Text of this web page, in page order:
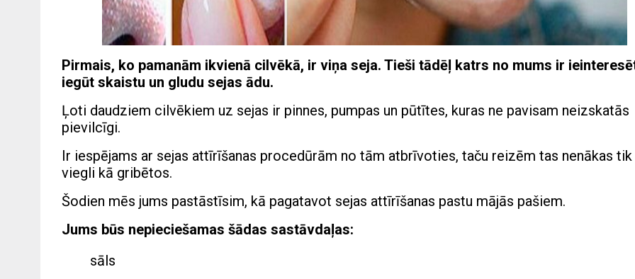
Pirmais, ko pamanām ikvienā cilvēkā, ir viņa seja. Tieši tādēļ katrs no mums ir
iegūt skaistu un gludu sejas ādu.
Ļoti daudziem cilvēkiem uz sejas ir pinnes, pumpas un pūtītes, kuras ne pavisam neizskatās
pievilcīgi.
Ir iespējams ar sejas attīrīšanas procedūrām no tām atbrīvoties, taču reizēm tas nenākas tik
viegli kā gribētos.
Šodien mēs jums pastāstīsim, kā pagatavot sejas attīrīšanas pastu mājās pašiem.
Jums būs nepieciešamas šādas sastāvdaļas:
sāls